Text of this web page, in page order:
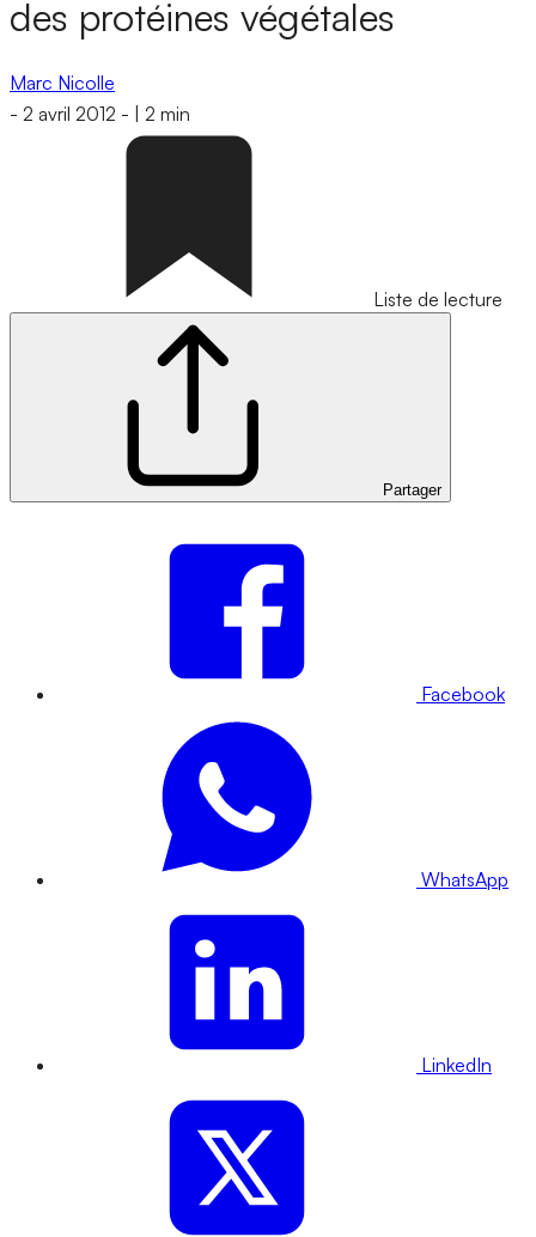
des protéines végétales
Marc Nicolle
- 2 avril 2012 - 2 min
Liste de lecture
Partager
Facebook
WhatsApp
LinkedIn